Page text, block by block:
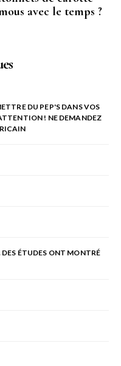
avec le temps ?
DU PEP'S DANS VOS
! NE DEMANDEZ
DES ÉTUDES ONT MONTRÉ